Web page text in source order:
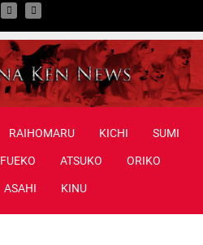
RAIHOMARU KICHI
SUMI
FUEKO ATSUKO
ORIKO
ASAHI KINU